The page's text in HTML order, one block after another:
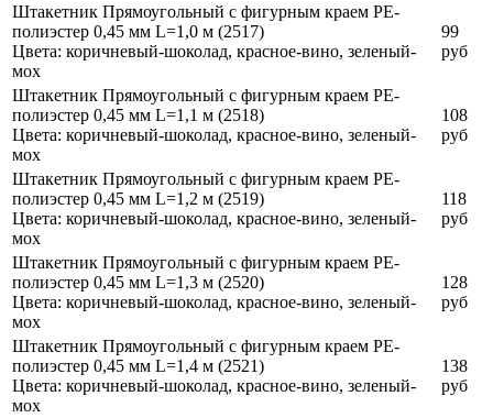
Штакетник Прямоугольный с фигурным краем PE-
полиэстер 0,45 мм L=1,0 м (2517)
Цвета: коричневый-шоколад, красное-вино, зеленый-
мох
99
руб
Штакетник Прямоугольный с фигурным краем PE-
полиэстер 0,45 мм L=1,1 м (2518)
Цвета: коричневый-шоколад, красное-вино, зеленый-
мох
108
руб
Штакетник Прямоугольный с фигурным краем PE-
полиэстер 0,45 мм L=1,2 м (2519)
Цвета: коричневый-шоколад, красное-вино, зеленый-
мох
118
руб
Штакетник Прямоугольный с фигурным краем PE-
полиэстер 0,45 мм L=1,3 м (2520)
Цвета: коричневый-шоколад, красное-вино, зеленый-
мох
128
руб
Штакетник Прямоугольный с фигурным краем PE-
полиэстер 0,45 мм L=1,4 м (2521)
Цвета: коричневый-шоколад, красное-вино, зеленый-
мох
138
руб